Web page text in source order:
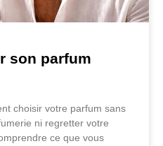
son parfum
choisir votre parfum sans
ni regretter votre
ce que vous